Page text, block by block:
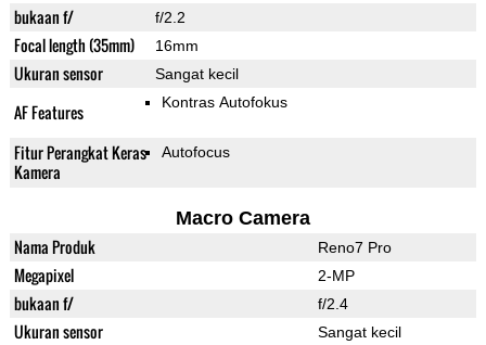
bukaan f/ f/2.2
Focal length (35mm) 16mm
Ukuran sensor Sangat kecil
AF Features Kontras Autofokus
Fitur Perangkat Keras
Kamera
Autofocus
Macro Camera
Nama Produk Reno7 Pro
Megapixel 2-MP
bukaan f/ f/2.4
Ukuran sensor Sangat kecil